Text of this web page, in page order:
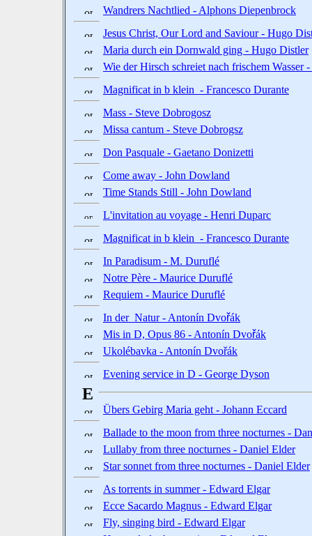
Wandrers Nachtlied - Alphons Diepenbrock
Jesus Christ, Our Lord and Saviour - Hugo
Maria durch ein Dornwald ging - Hugo Distler
Wie der Hirsch schreiet nach frischem Wasser
Magnificat in b klein - Francesco Durante
Mass - Steve Dobrogosz
Missa cantum - Steve Dobrogsz
Don Pasquale - Gaetano Donizetti
Come away - John Dowland
Time Stands Still - John Dowland
L'invitation au voyage - Henri Duparc
Magnificat in b klein - Francesco Durante
In Paradisum - M. Duruflé
Notre Père - Maurice Duruflé
Requiem - Maurice Duruflé
In der Natur - Antonín Dvořák
Mis in D, Opus 86 - Antonín Dvořák
Ukolébavka - Antonín Dvořák
Evening service in D - George Dyson
E
Übers Gebirg Maria geht - Johann Eccard
Ballade to the moon from three nocturnes -
Lullaby from three nocturnes - Daniel Elder
Star sonnet from three nocturnes - Daniel Elder
As torrents in summer - Edward Elgar
Ecce Sacardo Magnus - Edward Elgar
Fly, singing bird - Edward Elgar